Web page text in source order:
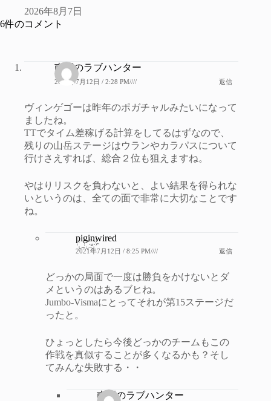
2026年8月7日
6件のコメント
南区のラブハンター
2021年7月12日 / 2:28 PM//// 返信
ヴィンゲゴーは昨年のポガチャルみたいになって
ましたね。
TTでタイム差稼げる計算をしてるはずなので、
残りの山岳ステージはウランやカラパスについて
行けさえすれば、総合２位も狙えますね。
やはりリスクを負わないと、よい結果を得られな
いというのは、全ての面で非常に大切なことです
ね。
piginwired
2021年7月12日 / 8:25 PM//// 返信
どっかの局面で一度は勝負をかけないとダ
メというのはあるブヒね。
Jumbo-Vismaにとってそれが第15ステージだ
ったと。
ひょっとしたら今後どっかのチームもこの
作戦を真似することが多くなるかも？そし
てみんな失敗する・・
南区のラブハンター